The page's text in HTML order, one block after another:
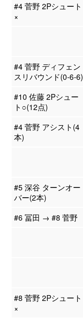
#4 菅野 2Pシュート
×
#4 菅野 ディフェン
スリバウンド(0-6-6)
#10 佐藤 2Pシュー
ト○(12点)
#4 菅野 アシスト(4
本)
#5 深谷 ターンオー
バー(2本)
#6 冨田 → #8 菅野
#8 菅野 2Pシュート
×